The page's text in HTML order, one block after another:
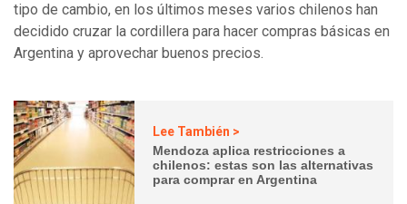
tipo de cambio, en los últimos meses varios chilenos han
decidido cruzar la cordillera para hacer compras básicas en
Argentina y aprovechar buenos precios.
Lee También >
Mendoza aplica restricciones a
chilenos: estas son las alternativas
para comprar en Argentina